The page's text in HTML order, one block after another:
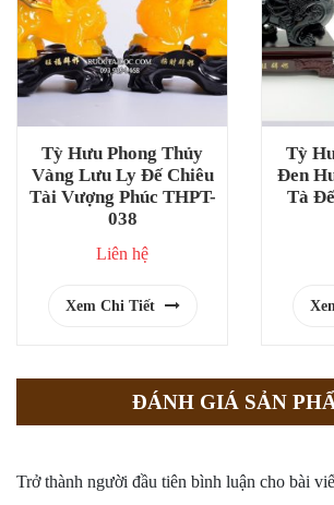
Tỳ Hưu Phong Thủy
Vàng Lưu Ly Đế Chiêu
Tài Vượng Phúc THPT-
038
Liên hệ
Xem Chi Tiết
Tỳ
Đen
Tà
ĐÁNH GIÁ SẢN
Trở thành người đầu tiên bình luận cho bài